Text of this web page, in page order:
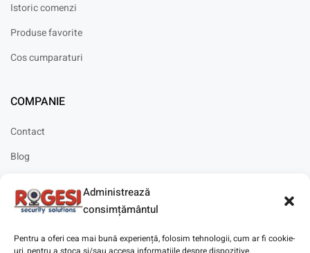
Administrează
consimțământul
Pentru a oferi cea mai bună experiență, folosim tehnologii, cum ar fi cookie-
Istoric comenzi
Produse favorite
Cos cumparaturi
COMPANIE
Contact
Blog
Solicitare instalare